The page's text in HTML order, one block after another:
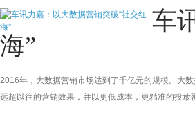
车
海”
2016年，大数据营销市场达到了千亿元的规模。大
远超以往的营销效果，并以更低成本，更精准的投